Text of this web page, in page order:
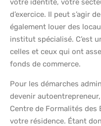
d’exercice. Il peut s’agir
également louer des
institut spécialisé. C’est
celles et ceux qui ont
fonds de commerce.
Pour les démarches
devenir
Centre de Formalités
votre résidence. Étant